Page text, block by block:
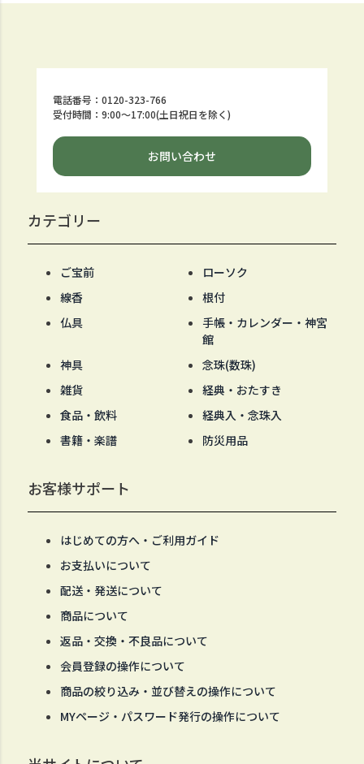
電話番号：0120-323-766
受付時間：9:00～17:00(土日祝日を除く)
お問い合わせ
カテゴリー
ご宝前
ローソク
線香
根付
仏具
手帳・カレンダー・神宮
館
神具
念珠(数珠)
雑貨
経典・おたすき
食品・飲料
経典入・念珠入
書籍・楽譜
防災用品
お客様サポート
はじめての方へ・ご利用ガイド
お支払いについて
配送・発送について
商品について
返品・交換・不良品について
会員登録の操作について
商品の絞り込み・並び替えの操作について
MYページ・パスワード発行の操作について